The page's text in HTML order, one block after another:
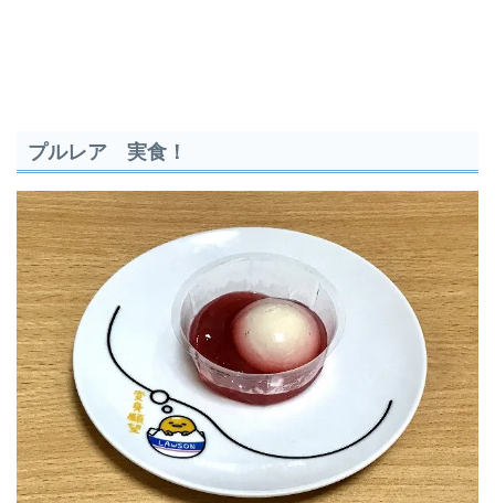
プルレア 実食！